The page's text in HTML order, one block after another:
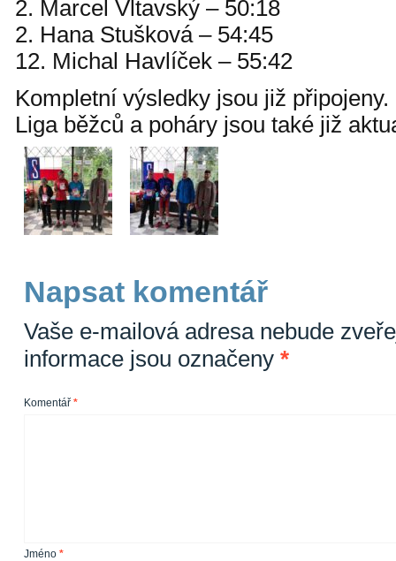
2. Marcel Vltavský – 50:18
2. Hana Stušková – 54:45
12. Michal Havlíček – 55:42
Kompletní výsledky jsou již připojeny.
Liga běžců a poháry jsou také již
Napsat komentář
Vaše e-mailová adresa nebude
informace jsou označeny *
Komentář *
Jméno *